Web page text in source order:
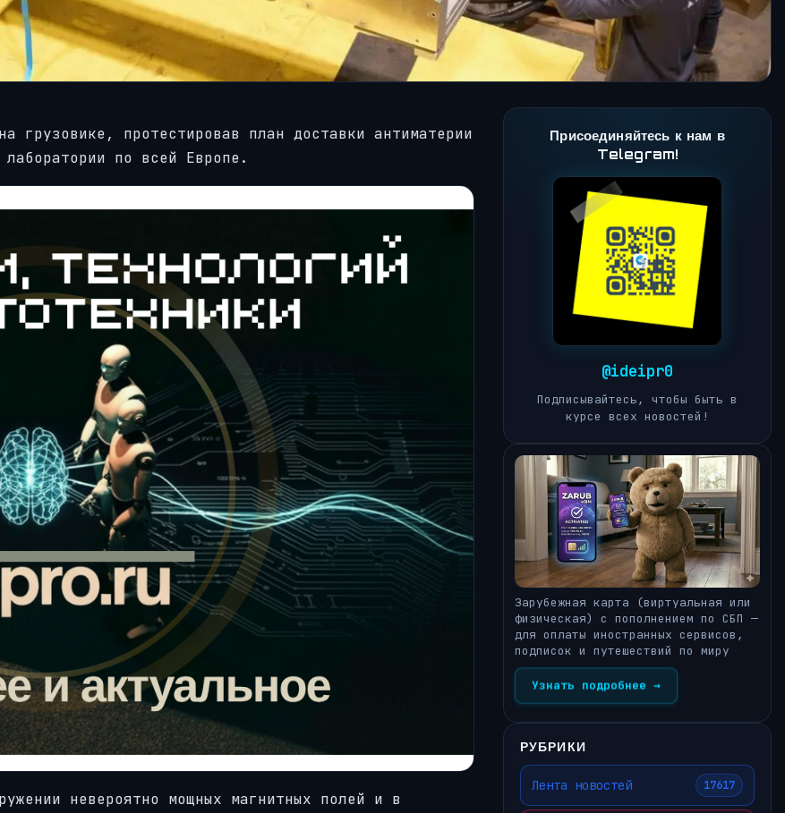
грузовике, протестировав план доставки антиматерии
лаборатории по всей Европе.
невероятно мощных магнитных полей и в
Присоединяйтесь к нам в
Telegram!
@ideipr0
Подписывайтесь, чтобы быть в
курсе всех новостей!
Зарубежная карта (виртуальная или
физическая) с пополнением по СБП —
для оплаты иностранных сервисов,
подписок и путешествий по миру
Узнать подробнее →
РУБРИКИ
Лента новостей 17617